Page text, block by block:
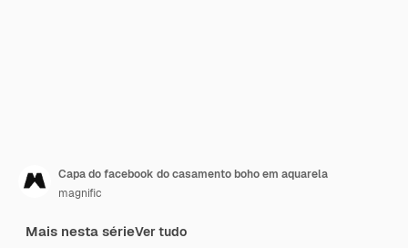
Capa do facebook do casamento boho em aquarela
magnific
Mais nesta sérieVer tudo